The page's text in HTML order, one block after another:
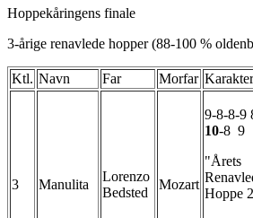
Hoppekåringens finale
3-årige renavlede hopper (88-100 %
Ktl. Navn Far Morfar Karakter
3 Manulita
Lorenzo
Bedsted
Mozart
9-8-8-9
10-8 9
"Årets
Hoppe